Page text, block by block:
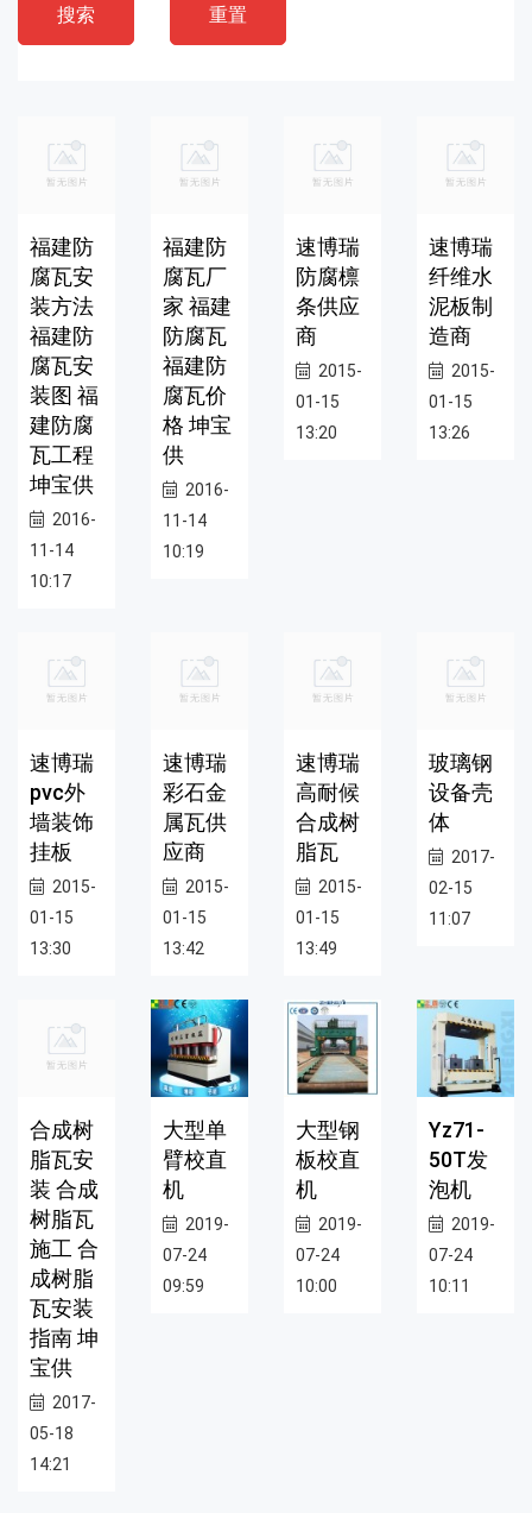
搜索 重置
福建防
腐瓦安
装方法
福建防
腐瓦安
装图 福
建防腐
瓦工程
坤宝供
2016-
11-14
10:17
福建防
腐瓦厂
家 福建
防腐瓦
福建防
腐瓦价
格 坤宝
供
2016-
11-14
10:19
速博瑞
防腐檩
条供应
商
2015-
01-15
13:20
速博瑞
纤维水
泥板制
造商
2015-
01-15
13:26
速博瑞
pvc外
墙装饰
挂板
2015-
01-15
13:30
速博瑞
彩石金
属瓦供
应商
2015-
01-15
13:42
速博瑞
高耐候
合成树
脂瓦
2015-
01-15
13:49
玻璃钢
设备壳
体
2017-
02-15
11:07
合成树
脂瓦安
装 合成
树脂瓦
施工 合
成树脂
瓦安装
指南 坤
宝供
2017-
05-18
14:21
大型单
臂校直
机
2019-
07-24
09:59
大型钢
板校直
机
2019-
07-24
10:00
Yz71-
50T发
泡机
2019-
07-24
10:11